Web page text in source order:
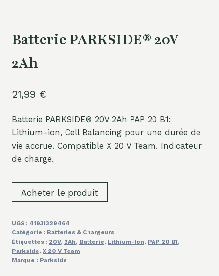
Batterie PARKSIDE® 20V
2Ah
21,99 €
Batterie PARKSIDE® 20V 2Ah PAP 20 B1:
Lithium-ion, Cell Balancing pour une durée de
vie accrue. Compatible X 20 V Team. Indicateur
de charge.
Acheter le produit
UGS : 41931329464
Catégorie : Batteries & Chargeurs
Étiquettes : 20V, 2Ah, Batterie, Lithium-Ion, PAP 20 B1,
Parkside, X 20 V Team
Marque : Parkside